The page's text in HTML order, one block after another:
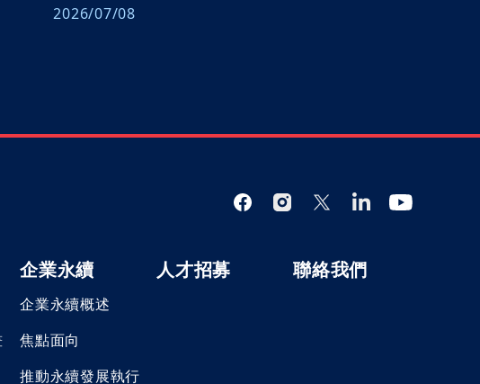
2026/07/08
企業永續
企業永續概述
焦點面向
推動永續發展執行
人才招募 聯絡我們